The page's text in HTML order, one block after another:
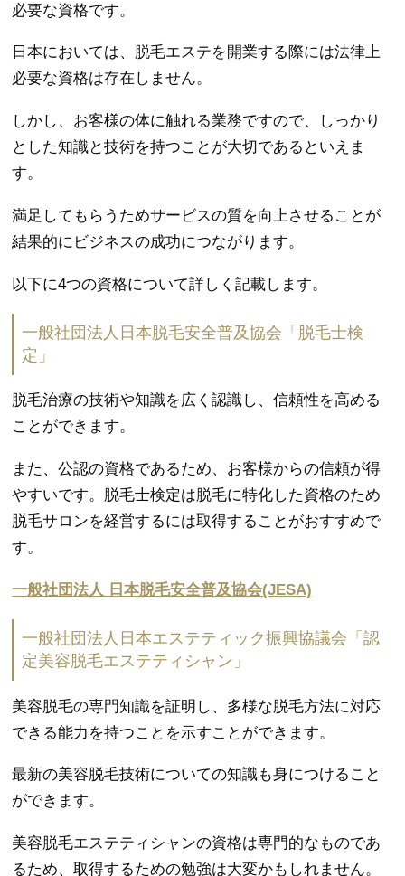
必要な資格です。
日本においては、脱毛エステを開業する際には法律上
必要な資格は存在しません。
しかし、お客様の体に触れる業務ですので、しっかり
とした知識と技術を持つことが大切であるといえま
す。
満足してもらうためサービスの質を向上させることが
結果的にビジネスの成功につながります。
以下に4つの資格について詳しく記載します。
一般社団法人日本脱毛安全普及協会「脱毛士検
定」
脱毛治療の技術や知識を広く認識し、信頼性を高める
ことができます。
また、公認の資格であるため、お客様からの信頼が得
やすいです。脱毛士検定は脱毛に特化した資格のため
脱毛サロンを経営するには取得することがおすすめで
す。
一般社団法人 日本脱毛安全普及協会(JESA)
一般社団法人日本エステティック振興協議会「認
定美容脱毛エステティシャン」
美容脱毛の専門知識を証明し、多様な脱毛方法に対応
できる能力を持つことを示すことができます。
最新の美容脱毛技術についての知識も身につけること
ができます。
美容脱毛エステティシャンの資格は専門的なものであ
るため、取得するための勉強は大変かもしれません。